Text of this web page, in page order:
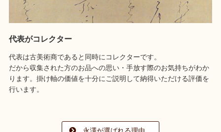
代表がコレクター
代表は古美術商であると同時にコレクターです。
だから収集された方のお品への思い・手放す際のお気持ちがわか
ります。掛け軸の価値を十分にご説明して納得いただける評価を
行います。